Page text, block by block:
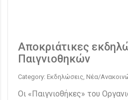
Αποκριάτικες
Παιγνιοθηκών
Category: Εκδηλώσεις, Νέα/
Οι «Παιγνιοθήκες» του